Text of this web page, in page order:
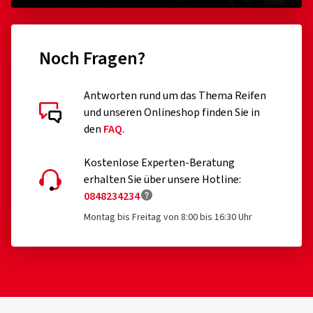
Sportlichkeit für jeden Tag:
Rennsport-Technologien ermöglicht der MICHELIN Power 5
eine überzeugende Handhabung auf der Straße.
Progressive Stabilität:Stabile Geradeausfahrt und tadellose
Kurvenstabilität dank einer Karkasse, deren Steifigkeit sich
Kundenbewertungen im Detail
25.06.2026
Noch Fragen?
Antworten rund um das Thema Reifen
und unseren Onlineshop finden Sie in
den FAQ.
Kostenlose Experten-Beratung
erhalten Sie über unsere Hotline:
0848234234
Montag bis Freitag von 8:00 bis 16:30 Uhr